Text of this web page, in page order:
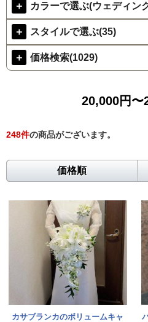
＋ カラーで選ぶ(ウェディン
＋ スタイルで選ぶ(35)
＋ 価格検索(1029)
20,000円〜
248件の商品がございます。
価格順
カサブランカのボリュームキャ